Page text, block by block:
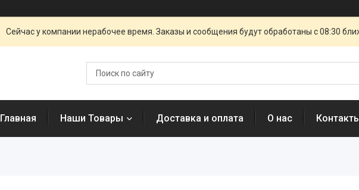
Сейчас у компании нерабочее время. Заказы и сообщения будут обработаны с 08:30
Главная Наши Товары Доставка и оплата О нас